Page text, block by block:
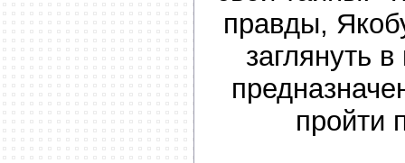
правды,
заглянуть
пройти